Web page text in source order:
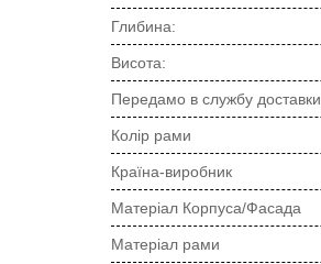
Глибина:
Висота:
Передамо в службу доставки
Колір рами
Країна-виробник
Матеріал Корпуса/Фасада
Матеріал рами